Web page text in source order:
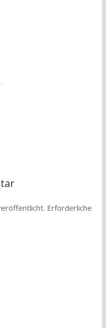
Erforderliche